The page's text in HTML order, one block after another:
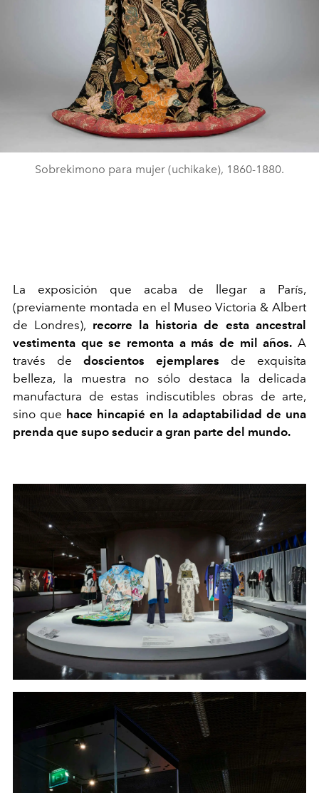
Sobrekimono para mujer (uchikake), 1860-1880.
La exposición que acaba de llegar a París,
(previamente montada en el Museo Victoria & Albert
de Londres), recorre la historia de esta ancestral
vestimenta que se remonta a más de mil años. A
través de doscientos ejemplares de exquisita
belleza, la muestra no sólo destaca la delicada
manufactura de estas indiscutibles obras de arte,
sino que hace hincapié en la adaptabilidad de una
prenda que supo seducir a gran parte del mundo.